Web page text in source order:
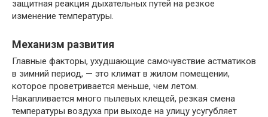
защитная реакция дыхательных путей на резкое
изменение температуры.
Механизм развития
Главные факторы, ухудшающие самочувствие астматиков
в зимний период, — это климат в жилом помещении,
которое проветривается меньше, чем летом.
Накапливается много пылевых клещей, резкая смена
температуры воздуха при выходе на улицу усугубляет